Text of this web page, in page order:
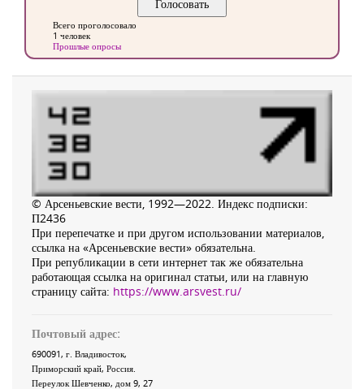
Всего проголосовало
1 человек
Прошлые опросы
© Арсеньевские вести, 1992—2022. Индекс подписки:
П2436
При перепечатке и при другом использовании материалов,
ссылка на «Арсеньевские вести» обязательна.
При републикации в сети интернет так же обязательна
работающая ссылка на оригинал статьи, или на главную
страницу сайта: https://www.arsvest.ru/
Почтовый адрес:
690091, г. Владивосток,
Приморский край, Россия
Переулок Шевченко, дом 9, 27